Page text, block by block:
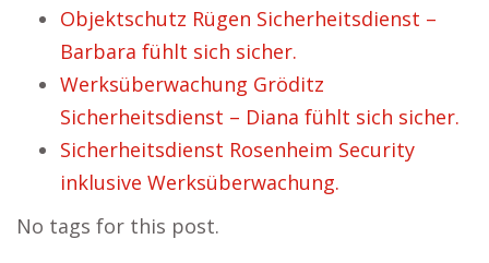
Objektschutz Rügen Sicherheitsdienst –
Barbara fühlt sich sicher.
Werksüberwachung Gröditz
Sicherheitsdienst – Diana fühlt sich sicher.
Sicherheitsdienst Rosenheim Security
inklusive Werksüberwachung.
No tags for this post.